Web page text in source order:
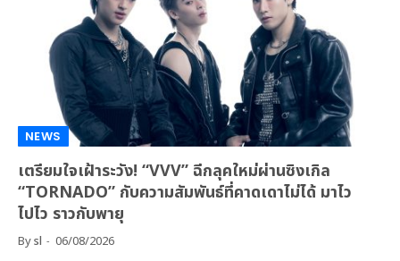
NEWS
เตรียมใจเฝ้าระวัง! “VVV” ฉีกลุคใหม่ผ่านซิงเกิล
“TORNADO” กับความสัมพันธ์ที่คาดเดาไม่ได้ มาไว
ไปไว ราวกับพายุ
Bysl 06/08/2026